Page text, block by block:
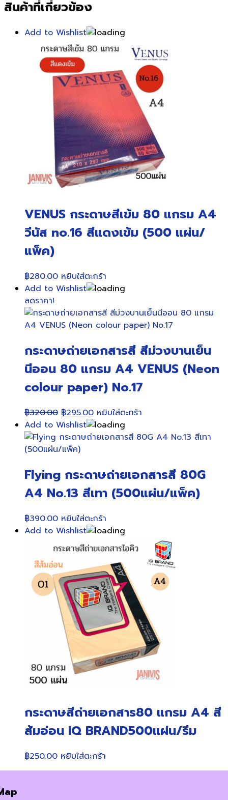
สินค้าที่เกี่ยวข้อง
Add to Wishlist
VENUS กระดาษสีเข้ม 80 แกรม A4
วีนัส no.16 สีแดงเข้ม (500 แผ่น/
แพ็ค)
฿280.00 หยิบใส่ตะกร้า
Add to Wishlist
ลดราคา!
กระดาษถ่ายเอกสารสี สีม่วงบานเย็น
นีออน 80 แกรม A4 VENUS (Neon
colour paper) No.17
฿320.00 Original
price
was:
฿320.00.
฿295.00Current
price
is:
หยิบใส่ตะกร้า
Add to Wishlist
Flying กระดาษถ่ายเอกสารสี 80G
A4 No.13 สีเทา (500แผ่น/แพ็ค)
฿390.00 หยิบใส่ตะกร้า
Add to Wishlist
กระดาษสีถ่ายเอกสาร80 แกรม A4 สี
ส้มอ่อน IQ BRAND500แผ่น/รีม
฿250.00 หยิบใส่ตะกร้า